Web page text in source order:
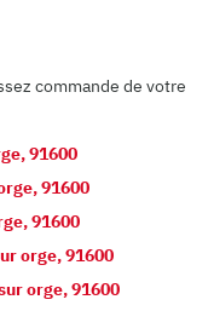
commande de votre
,91600
,91600
,91600
orge,91600
orge,91600